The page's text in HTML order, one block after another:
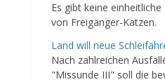
Es gibt keine
von Freigänger-Katzen.
Land will neue
Nach zahlreichen
"Missunde III" soll die